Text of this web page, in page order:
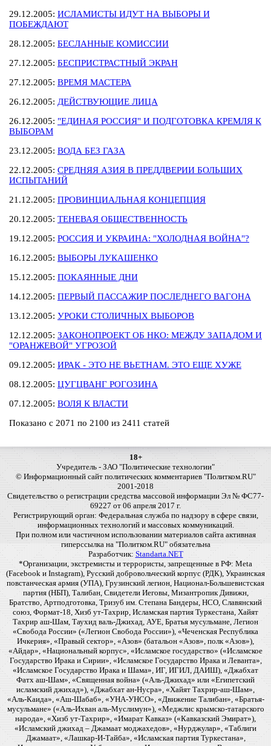
29.12.2005: ИСЛАМИСТЫ ИДУТ НА ВЫБОРЫ И
ПОБЕЖДАЮТ
28.12.2005: БЕСЛАННЫЕ КОМИССИИ
27.12.2005: БЕСПРИСТРАСТНЫЙ ЭКРАН
27.12.2005: ВРЕМЯ МАСТЕРА
26.12.2005: ДЕЙСТВУЮЩИЕ ЛИЦА
26.12.2005: "ЕДИНАЯ РОССИЯ" И ПОДГОТОВКА КРЕМЛЯ К
ВЫБОРАМ
23.12.2005: ВОДА БЕЗ ГАЗА
22.12.2005: СРЕДНЯЯ АЗИЯ В ПРЕДДВЕРИИ БОЛЬШИХ
ИСПЫТАНИЙ
21.12.2005: ПРОВИНЦИАЛЬНАЯ КОНЦЕПЦИЯ
20.12.2005: ТЕНЕВАЯ ОБЩЕСТВЕННОСТЬ
19.12.2005: РОССИЯ И УКРАИНА: "ХОЛОДНАЯ ВОЙНА"?
16.12.2005: ВЫБОРЫ ЛУКАШЕНКО
15.12.2005: ПОКАЯННЫЕ ДНИ
14.12.2005: ПЕРВЫЙ ПАССАЖИР ПОСЛЕДНЕГО ВАГОНА
13.12.2005: УРОКИ СТОЛИЧНЫХ ВЫБОРОВ
12.12.2005: ЗАКОНОПРОЕКТ ОБ НКО: МЕЖДУ ЗАПАДОМ И
"ОРАНЖЕВОЙ" УГРОЗОЙ
09.12.2005: ИРАК - ЭТО НЕ ВЬЕТНАМ. ЭТО ЕЩЕ ХУЖЕ
08.12.2005: ЦУГЦВАНГ РОГОЗИНА
07.12.2005: ВОЛЯ К ВЛАСТИ
Показано с 2071 по 2100 из 2411 статей
18+
Учредитель - ЗАО "Политические технологии"
© Информационный сайт политических комментариев "Политком.RU"
2001-2018
Свидетельство о регистрации средства массовой информации Эл № ФС77-
69227 от 06 апреля 2017 г.
Регистрирующий орган: Федеральная служба по надзору в сфере связи,
информационных технологий и массовых коммуникаций.
При полном или частичном использовании материалов сайта активная
гиперссылка на "Политком.RU" обязательна
Разработчик: Standarta.NET
*Организации, экстремисты и террористы, запрещенные в РФ: Meta
(Facebook и Instagram), Русский добровольческий корпус (РДК), Украинская
повстанческая армия (УПА), Грузинский легион, Национал-Большевистская
партия (НБП), Талибан, Свидетели Иеговы, Мизантропик Дивижн,
Братство, Артподготовка, Тризуб им. Степана Бандеры, НСО, Славянский
союз, Формат-18, Хизб ут-Тахрир, Исламская партия Туркестана, Хайят
Тахрир аш-Шам, Таухид валь-Джихад, АУЕ, Братья мусульмане, Легион
«Свобода России» («Легион Свобода России»), «Чеченская Республика
Ичкерия», «Правый сектор», «Азов» (батальон «Азов», полк «Азов»),
«Айдар», «Национальный корпус», «Исламское государство» («Исламское
Государство Ирака и Сирии», «Исламское Государство Ирака и Леванта»,
«Исламское Государство Ирака и Шама», ИГ, ИГИЛ, ДАИШ), «Джабхат
Фатх аш-Шам», «Священная война» («Аль-Джихад» или «Египетский
исламский джихад»), «Джабхат ан-Нусра», «Хайят Тахрир-аш-Шам»,
«Аль-Каида», «Аш-Шабаб», «УНА-УНСО», «Движение Талибан», «Братья-
мусульмане» («Аль-Ихван аль-Муслимун»), «Меджлис крымско-татарского
народа», «Хизб ут-Тахрир», «Имарат Кавказ» («Кавказский Эмират»),
«Исламский джихад – Джамаат моджахедов», «Нурджулар», «Таблиги
Джамаат», «Лашкар-И-Тайба», «Исламская партия Туркестана»,